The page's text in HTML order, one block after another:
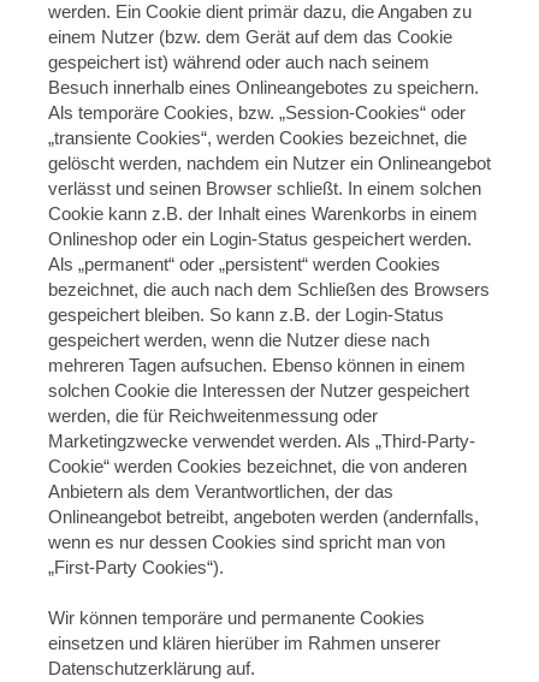
werden. Ein Cookie dient primär dazu, die Angaben zu
einem Nutzer (bzw. dem Gerät auf dem das Cookie
gespeichert ist) während oder auch nach seinem
Besuch innerhalb eines Onlineangebotes zu speichern.
Als temporäre Cookies, bzw. „Session-Cookies“ oder
„transiente Cookies“, werden Cookies bezeichnet, die
gelöscht werden, nachdem ein Nutzer ein Onlineangebot
verlässt und seinen Browser schließt. In einem solchen
Cookie kann z.B. der Inhalt eines Warenkorbs in einem
Onlineshop oder ein Login-Status gespeichert werden.
Als „permanent“ oder „persistent“ werden Cookies
bezeichnet, die auch nach dem Schließen des Browsers
gespeichert bleiben. So kann z.B. der Login-Status
gespeichert werden, wenn die Nutzer diese nach
mehreren Tagen aufsuchen. Ebenso können in einem
solchen Cookie die Interessen der Nutzer gespeichert
werden, die für Reichweitenmessung oder
Marketingzwecke verwendet werden. Als „Third-Party-
Cookie“ werden Cookies bezeichnet, die von anderen
Anbietern als dem Verantwortlichen, der das
Onlineangebot betreibt, angeboten werden (andernfalls,
wenn es nur dessen Cookies sind spricht man von
„First-Party Cookies“).
Wir können temporäre und permanente Cookies
einsetzen und klären hierüber im Rahmen unserer
Datenschutzerklärung auf.